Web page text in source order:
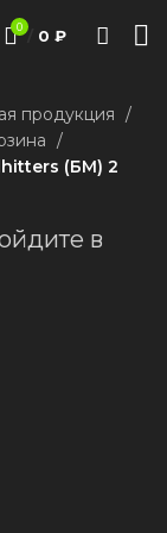
0 / 0 ₽
продукция
(БМ) 2
в